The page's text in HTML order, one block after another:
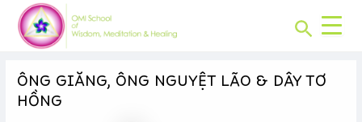
content
Search
ÔNG GIĂNG, ÔNG NGUYỆT LÃO & DÂY TƠ
HỒNG
Post
navigation
CHUYÊN
MỤC: